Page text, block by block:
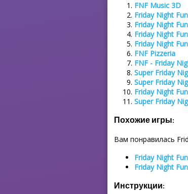
FNF Music 3D
Friday Night
Friday Night
Friday Night
Friday Night
FNF Pizzeria
FNF - Friday
Super Friday
Super Friday
Friday Night
Super Friday
Похожие игры:
Вам понравилась
Friday Night
Friday Night
Инструкции: